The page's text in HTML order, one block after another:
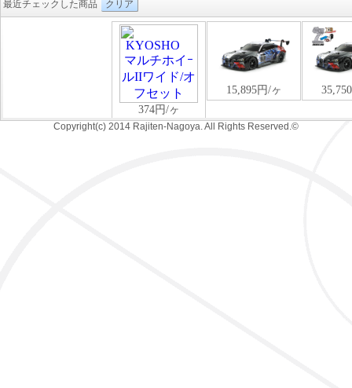
最近チェックした商品 クリア
Copyright(c) 2014 Rajiten-Nagoya. All Rights Reserved.©